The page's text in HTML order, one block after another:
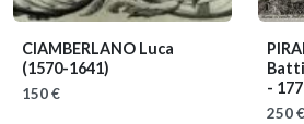
CIAMBERLANO Luca
(1570-1641)
150 €
-
250 €